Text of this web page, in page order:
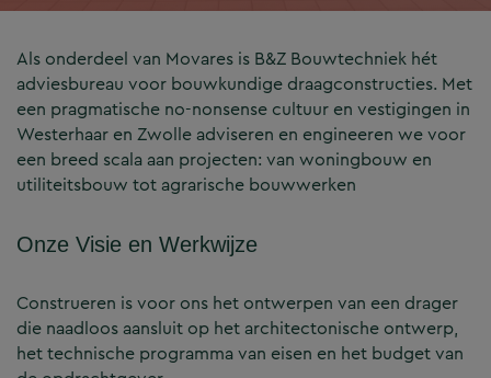
Als onderdeel van Movares is B&Z Bouwtechniek hét
adviesbureau voor bouwkundige draagconstructies. Met
een pragmatische no-nonsense cultuur en vestigingen in
Westerhaar en Zwolle adviseren en engineeren we voor
een breed scala aan projecten: van woningbouw en
utiliteitsbouw tot agrarische bouwwerken
Onze Visie en Werkwijze
Construeren is voor ons het ontwerpen van een drager
die naadloos aansluit op het architectonische ontwerp,
het technische programma van eisen en het budget van